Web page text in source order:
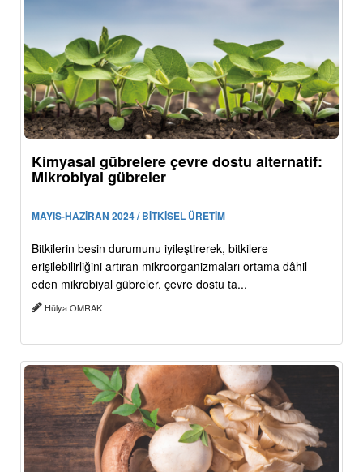
Kimyasal gübrelere çevre dostu alternatif:
Mikrobiyal gübreler
MAYIS-HAZİRAN 2024 / BİTKİSEL ÜRETİM
Bitkilerin besin durumunu iyileştirerek, bitkilere
erişilebilirliğini artıran mikroorganizmaları ortama dâhil
eden mikrobiyal gübreler, çevre dostu ta...
Hülya OMRAK